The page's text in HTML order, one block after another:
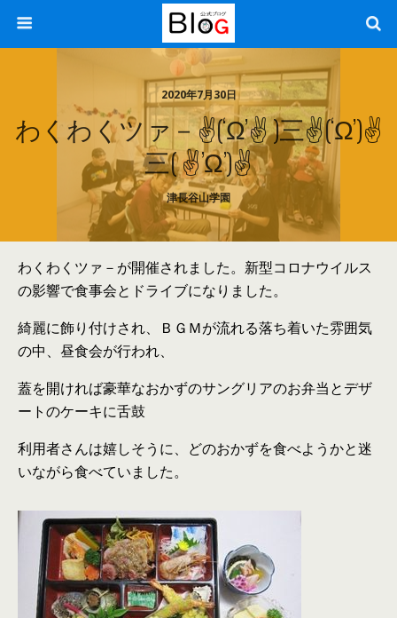
2020年7月30日
わくわくツァ－✌(‘ω’✌ )三✌(‘ω’)✌
三( ✌’ω’)✌
津長谷山学園
わくわくツァ－が開催されました。新型コロナウイルス
の影響で食事会とドライブになりました。
綺麗に飾り付けされ、ＢＧＭが流れる落ち着いた雰囲気
の中、昼食会が行われ、
蓋を開ければ豪華なおかずのサングリアのお弁当とデザ
ートのケーキに舌鼓
利用者さんは嬉しそうに、どのおかずを食べようかと迷
いながら食べていました。